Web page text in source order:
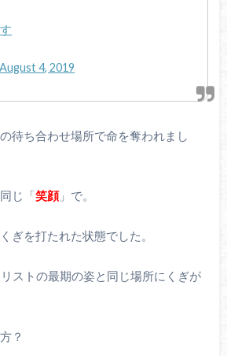
August 4, 2019
待ち合わせ場所で命を奪われまし
じ「笑顔」で。
ぎを打たれた状態でした。
ストの最期の姿と同じ場所にくぎが
？